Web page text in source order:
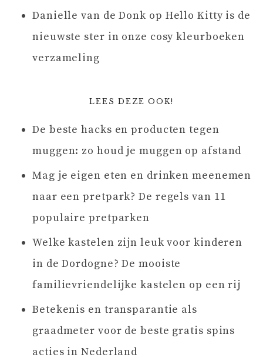
Danielle van de Donk op Hello Kitty is de
nieuwste ster in onze cosy kleurboeken
verzameling
LEES DEZE OOK!
De beste hacks en producten tegen
muggen: zo houd je muggen op afstand
Mag je eigen eten en drinken meenemen
naar een pretpark? De regels van 11
populaire pretparken
Welke kastelen zijn leuk voor kinderen
in de Dordogne? De mooiste
familievriendelijke kastelen op een rij
Betekenis en transparantie als
graadmeter voor de beste gratis spins
acties in Nederland